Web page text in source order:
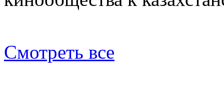
Смотреть все